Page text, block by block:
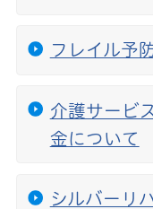
フレイル予
介護サービ
金について
シルバーリ